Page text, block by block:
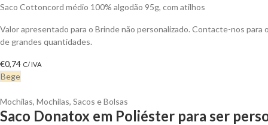
Saco Cottoncord médio 100% algodão 95g, com atilhos
Valor apresentado para o Brinde não personalizado. Contacte-nos
de grandes quantidades.
€0,74 C/ IVA
Bege
Mochilas, Mochilas, Sacos e Bolsas
Saco Donatox em Poliéster para ser